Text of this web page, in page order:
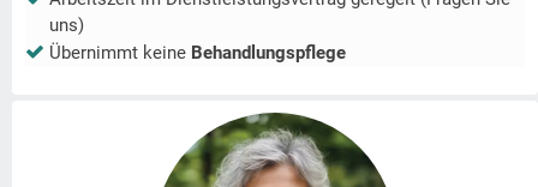
uns)
Übernimmt keine Behandlungspflege